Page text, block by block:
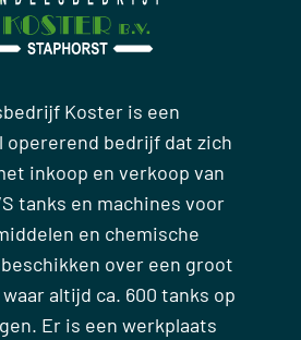
Koster is een
opererend bedrijf dat zich
inkoop en verkoop van
tanks en machines voor
en chemische
over een groot
altijd ca. 600 tanks op
Er is een werkplaats